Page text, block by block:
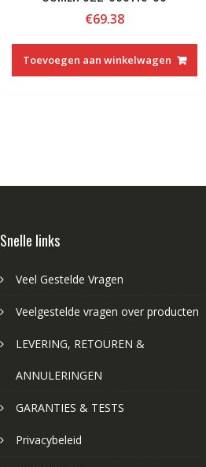
€69.38
Toevoegen aan winkelwagen
Snelle links
Veel Gestelde Vragen
Veelgestelde vragen over producten
LEVERING, RETOUREN &
ANNULERINGEN
GARANTIES & TESTS
Privacybeleid